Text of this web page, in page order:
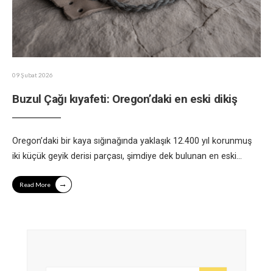
09 Şubat 2026
Buzul Çağı kıyafeti: Oregon’daki en eski dikiş
Oregon’daki bir kaya sığınağında yaklaşık 12.400 yıl korunmuş
iki küçük geyik derisi parçası, şimdiye dek bulunan en eski...
Read More →